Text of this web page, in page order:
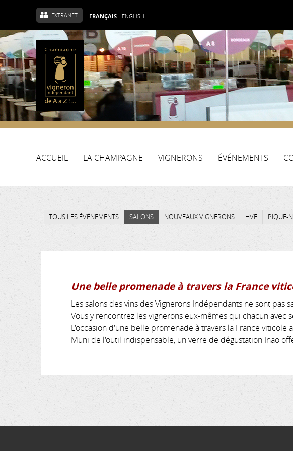
FRANÇAIS ENGLISH
EXTRANET
ACCUEIL LA CHAMPAGNE VIGNERONS ÉVÉNEMENTS
TOUS LES ÉVÉNEMENTS SALONS NOUVEAUX VIGNERONS HVE PIQUE-
Une belle promenade à travers la France
Les salons des vins des Vignerons Indépendants ne sont pas
Vous y rencontrez les vignerons eux-mêmes qui chacun avec
L'occasion d'une belle promenade à travers la France
Muni de l'outil indispensable, un verre de dégustation Inao